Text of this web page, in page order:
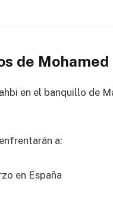
de
en el banquillo de
a:
en España